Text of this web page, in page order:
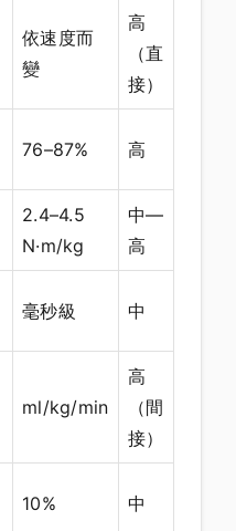
依速度而
變
高
（直
接）
76–87% 高
2.4–4.5
N·m/kg
中—
高
毫秒級 中
ml/kg/min
高
（間
接）
10% 中